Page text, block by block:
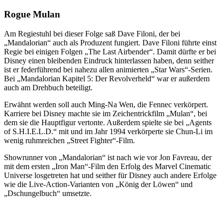
Rogue Mulan
Am Regiestuhl bei dieser Folge saß Dave Filoni, der bei
„Mandalorian“ auch als Produzent fungiert. Dave Filoni führte einst
Regie bei einigen Folgen „The Last Airbender“. Damit dürfte er bei
Disney einen bleibenden Eindruck hinterlassen haben, denn seither
ist er federführend bei nahezu allen animierten „Star Wars“-Serien.
Bei „Mandalorian Kapitel 5: Der Revolverheld“ war er außerdem
auch am Drehbuch beteiligt.
Erwähnt werden soll auch Ming-Na Wen, die Fennec verkörpert.
Karriere bei Disney machte sie im Zeichentrickfilm „Mulan“, bei
dem sie die Hauptfigur vertonte. Außerdem spielte sie bei „Agents
of S.H.I.E.L.D.“ mit und im Jahr 1994 verkörperte sie Chun-Li im
wenig ruhmreichen „Street Fighter“-Film.
Showrunner von „Mandalorian“ ist nach wie vor Jon Favreau, der
mit dem ersten „Iron Man“-Film den Erfolg des Marvel Cinematic
Universe losgetreten hat und seither für Disney auch andere Erfolge
wie die Live-Action-Varianten von „König der Löwen“ und
„Dschungelbuch“ umsetzte.